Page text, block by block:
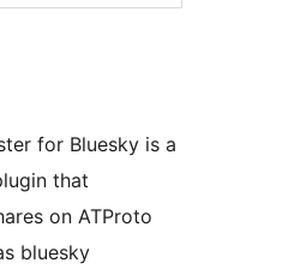
for Bluesky is a
that
on ATProto
bluesky